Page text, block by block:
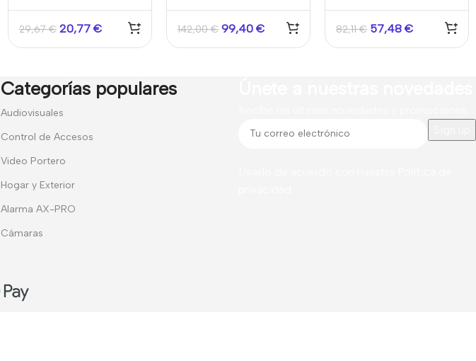
de CO (Monóxido de
Carbono) industriales
29,67€ 20,77 € 142,00€ 99,40 € 82,11€ 57,48 €
Categorías populares
Audiovisuales
Control de Accesos
Video Portero
Hogar y Exterior
Alarma AX-PRO
Cámaras